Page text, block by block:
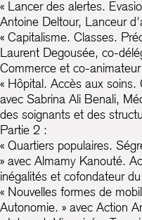
« Lancer des alertes.
Antoine Deltour, Lanceur
« Capitalisme. Classes.
Laurent Degousée, co-
Commerce et co-
« Hôpital. Accès aux soins.
avec Sabrina Ali Benali,
des soignants et des
Partie 2 :
« Quartiers populaires.
» avec Almamy Kanouté.
inégalités et cofondateur
« Nouvelles formes de
Autonomie. » avec Action